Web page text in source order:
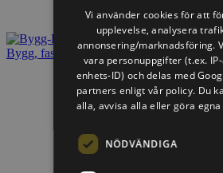
Bygg, fastighet & offentlig miljö
Vi använder cookies för att
upplevelse, analysera
annonsering/marknadsföring.
vara personuppgifter (t.ex.
enhets-ID) och delas med
partners enligt vår policy. Du
alla, avvisa alla eller göra egna
NÖDVÄNDIGA